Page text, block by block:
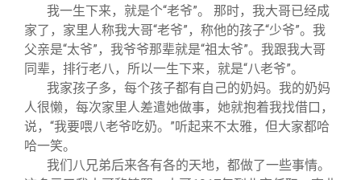
我一生下来，就是个“老爷”。 那时，我大哥已经成
家了，家里人称我大哥“老爷”，称他的孩子“少爷”。我
父亲是“太爷”，我爷爷那辈就是“祖太爷”。我跟我大哥
同辈，排行老八，所以一生下来，就是“八老爷”。
我家孩子多，每个孩子都有自己的奶妈。我的奶妈
人很懒，每次家里人差遣她做事，她就抱着我找借口，
说，“我要喂八老爷吃奶。”听起来不太雅，但大家都哈
哈一笑。
我们八兄弟后来各有各的天地，都做了一些事情。